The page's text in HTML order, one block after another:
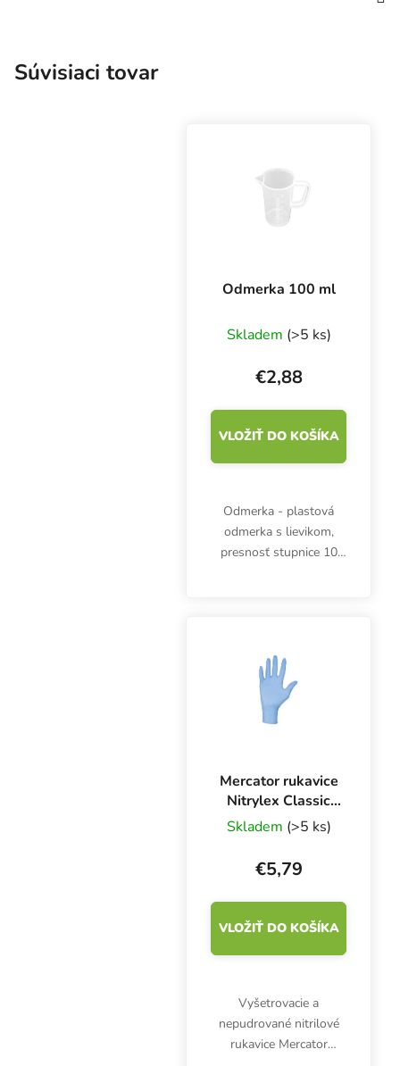
Súvisiaci tovar
Odmerka 100 ml
Skladem (>5 ks)
€2,88
VLOŽIŤ DO KOŠÍKA
Odmerka - plastová
odmerka s lievikom,
presnosť stupnice 10
Mercator rukavice
Nitrylex Classic
BLUE L, 100 ks
Skladem (>5 ks)
€5,79
VLOŽIŤ DO KOŠÍKA
Vyšetrovacie a
nepudrované nitrilové
rukavice Mercator